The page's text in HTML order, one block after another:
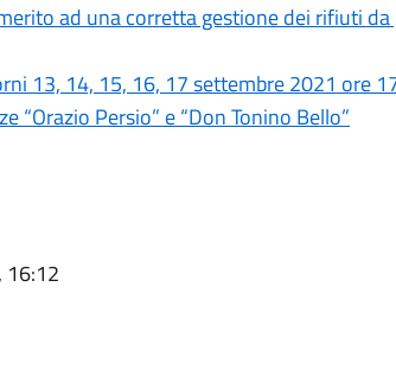
ad una corretta gestione dei rifiuti da
13, 14, 15, 16, 17 settembre 2021 ore
“Orazio Persio” e “Don Tonino Bello”
16:12